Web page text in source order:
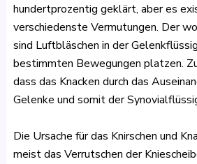
hundertprozentig geklärt, aber es
verschiedenste Vermutungen. Der
sind Luftbläschen in der
bestimmten Bewegungen platzen.
dass das Knacken durch das
Gelenke und somit der
Die Ursache für das Knirschen und
meist das Verrutschen der